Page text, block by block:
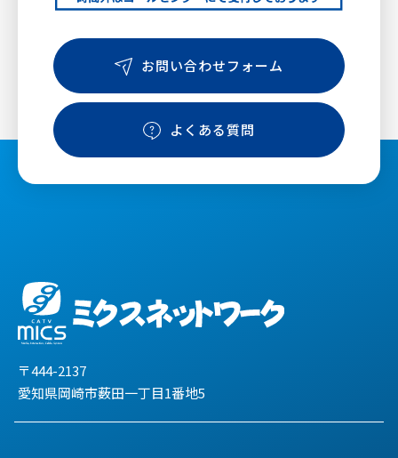
お問い合わせフォーム
よくある質問
〒444-2137
愛知県岡崎市薮田一丁目1番地5